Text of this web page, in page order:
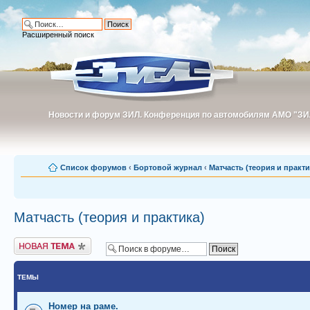
Новости и форум ЗИЛ. Конференция по автомобилям АМО
Новости и форум ЗИЛ. Конференция по автомобилям АМО
Расширенный поиск
Список форумов ‹ Бортовой журнал ‹ Матчасть (теория и
Матчасть (теория и практика)
Новая тема
ТЕМЫ
Номер на раме.